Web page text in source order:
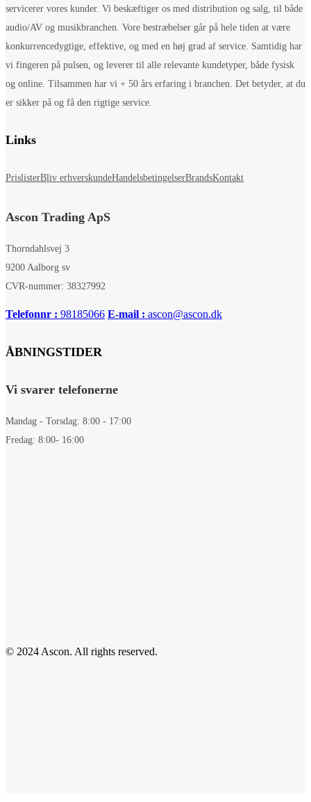
servicerer vores kunder. Vi beskæftiger os med distribution og salg, til både
audio/AV og musikbranchen. Vore bestræbelser går på hele tiden at være
konkurrencedygtige, effektive, og med en høj grad af service. Samtidig har
vi fingeren på pulsen, og leverer til alle relevante kundetyper, både fysisk
og online. Tilsammen har vi + 50 års erfaring i branchen. Det betyder, at du
er sikker på og få den rigtige service.
Links
PrislisterBliv erhverskundeHandelsbetingelserBrandsKontakt
Ascon Trading ApS
Thorndahlsvej 3
9200 Aalborg sv
CVR-nummer: 38327992
Telefonnr : 98185066 E-mail : ascon@ascon.dk
ÅBNINGSTIDER
Vi svarer telefonerne
Mandag - Torsdag: 8:00 - 17:00
Fredag: 8:00- 16:00
© 2024 Ascon. All rights reserved.